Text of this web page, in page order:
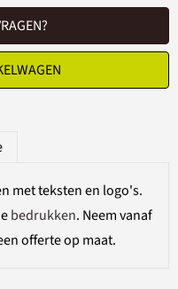
met teksten en logo's.
bedrukken. Neem vanaf
offerte op maat.